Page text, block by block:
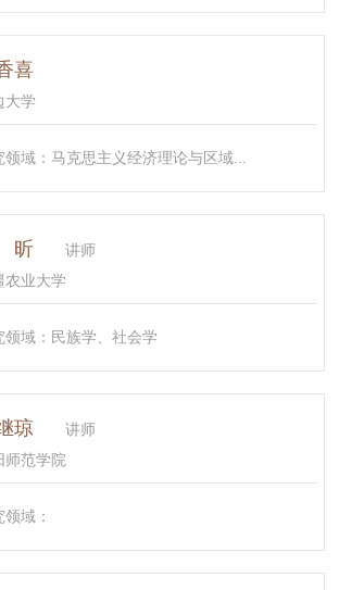
喜
大学
领域：马克思主义经济理论与区域...
昕
讲师
农业大学
领域：民族学、社会学
琼
讲师
师范学院
领域：